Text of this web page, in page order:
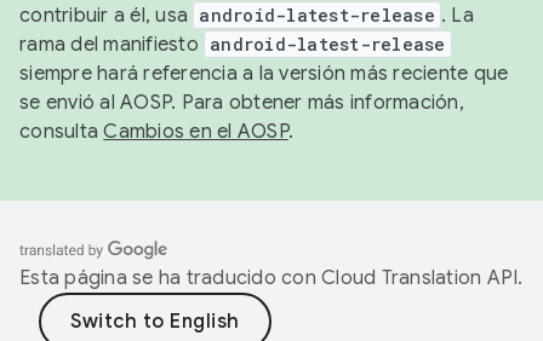
contribuir a él, usa android-latest-release . La
rama del manifiesto android-latest-release
siempre hará referencia a la versión más reciente que
se envió al AOSP. Para obtener más información,
consultaCambios en el AOSP.
Esta página se ha traducido con Cloud Translation API.